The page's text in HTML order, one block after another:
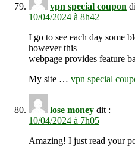
vpn special coupon
10/04/2024 à 8h42
I go to see each day some
however this
webpage provides feature
My site … vpn special
lose money dit :
10/04/2024 à 7h05
Amazing! I just read your